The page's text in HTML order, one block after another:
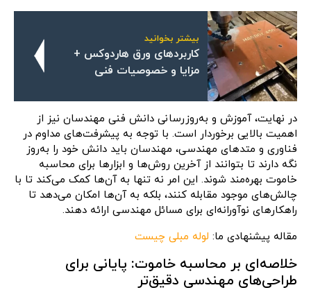
بیشتر بخوانید
کاربردهای ورق هاردوکس +
مزایا و خصوصیات فنی
در نهایت، آموزش و به‌روزرسانی دانش فنی مهندسان نیز از
اهمیت بالایی برخوردار است. با توجه به پیشرفت‌های مداوم در
فناوری و متدهای مهندسی، مهندسان باید دانش خود را به‌روز
نگه دارند تا بتوانند از آخرین روش‌ها و ابزارها برای محاسبه
خاموت بهره‌مند شوند. این امر نه تنها به آن‌ها کمک می‌کند تا با
چالش‌های موجود مقابله کنند، بلکه به آن‌ها امکان می‌دهد تا
راهکارهای نوآورانه‌ای برای مسائل مهندسی ارائه دهند.
مقاله پیشنهادی ما: لوله مبلی چیست
خلاصه‌ای بر محاسبه خاموت: پایانی برای
طراحی‌های مهندسی دقیق‌تر